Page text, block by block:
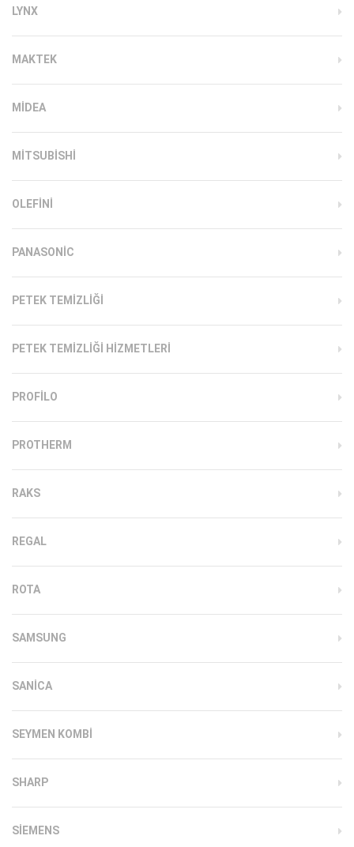
LYNX
MAKTEK
MIDEA
MITSUBISHI
OLEFINI
PANASONIC
PETEK TEMIZLIĞI
PETEK TEMIZLIĞI HIZMETLERI
PROFILO
PROTHERM
RAKS
REGAL
ROTA
SAMSUNG
SANICA
SEYMEN KOMBI
SHARP
SIEMENS